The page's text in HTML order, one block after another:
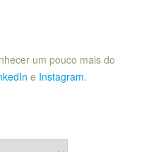
um pouco mais do
e Instagram.